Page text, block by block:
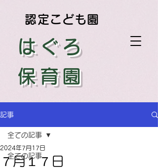
はぐろ
保育園
認定こども園
記事
全ての記事
全ての記事
７月１７日
2024年7月17日